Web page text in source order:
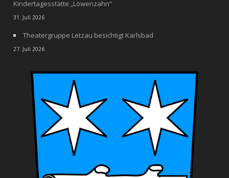
Kindertagesstätte „Löwenzahn“
31. Juli 2026
Theatergruppe Letzau besichtigt Karlsbad
27. Juli 2026